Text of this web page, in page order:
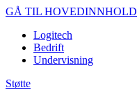
GÅ TIL HOVEDINNHOLD
Logitech
Bedrift
Undervisning
Støtte